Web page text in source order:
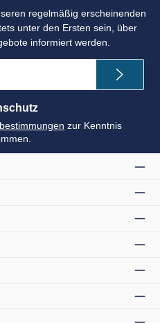
regelmäßig erscheinenden
unter den Ersten sein, über
informiert werden.
zur Kenntnis